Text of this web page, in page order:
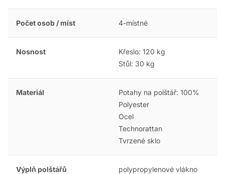
Počet osob / míst 4-místné
Nosnost
Křeslo: 120 kg
Stůl: 30 kg
Materiál
Potahy na polštář: 100%
Polyester
Ocel
Technorattan
Tvrzené sklo
Výplň polštářů
polypropylenové vlákno